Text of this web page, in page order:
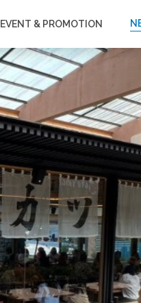
EVENT & PROMOTION